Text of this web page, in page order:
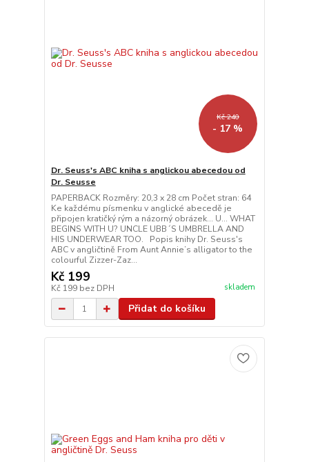
Kč 240
- 17 %
Dr. Seuss's ABC kniha s anglickou abecedou od
Dr. Seusse
PAPERBACK Rozměry: 20,3 x 28 cm Počet stran: 64
Ke každému písmenku v anglické abecedě je
připojen kratičký rým a názorný obrázek... U... WHAT
BEGINS WITH U? UNCLE UBB´S UMBRELLA AND
HIS UNDERWEAR TOO. Popis knihy Dr. Seuss's
ABC v angličtině From Aunt Annie’s alligator to the
colourful Zizzer-Zaz...
Kč 199
Kč 199 bez DPH skladem
Přidat do košíku